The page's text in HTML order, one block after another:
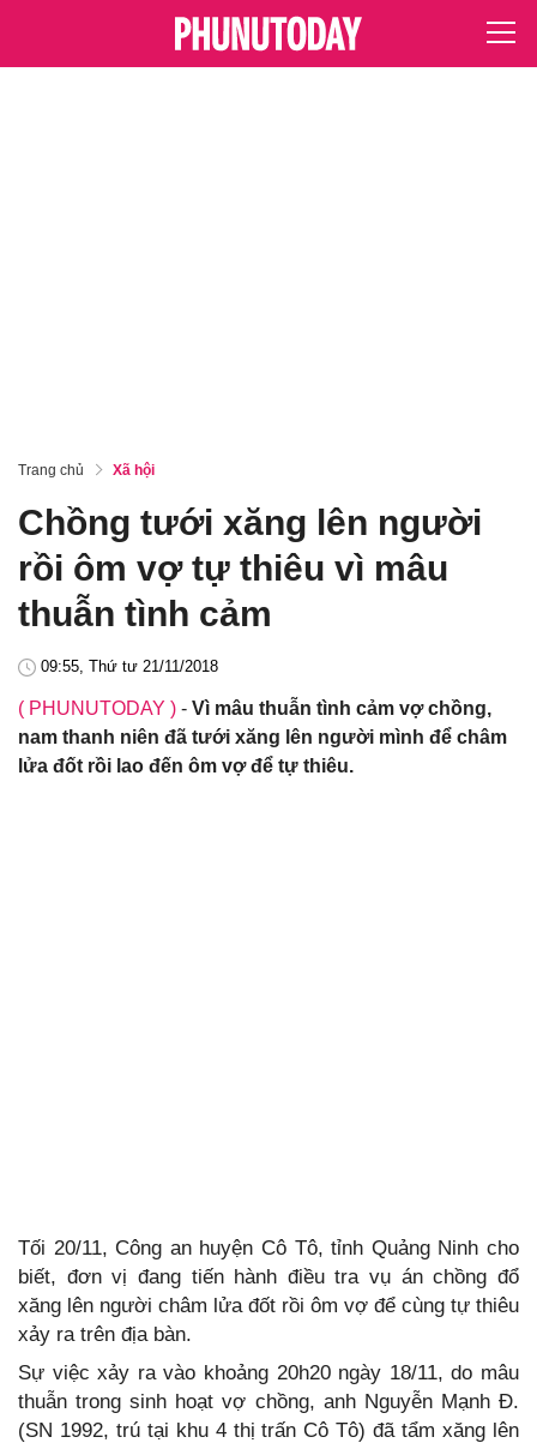
Trang chủ Xã hội
Chồng tưới xăng lên người
rồi ôm vợ tự thiêu vì mâu
thuẫn tình cảm
09:55, Thứ tư 21/11/2018
( PHUNUTODAY ) - Vì mâu thuẫn tình cảm vợ chồng,
nam thanh niên đã tưới xăng lên người mình để châm
lửa đốt rồi lao đến ôm vợ để tự thiêu.
Tối 20/11, Công an huyện Cô Tô, tỉnh Quảng Ninh cho
biết, đơn vị đang tiến hành điều tra vụ án chồng đổ
xăng lên người châm lửa đốt rồi ôm vợ để cùng tự thiêu
xảy ra trên địa bàn.
Sự việc xảy ra vào khoảng 20h20 ngày 18/11, do mâu
thuẫn trong sinh hoạt vợ chồng, anh Nguyễn Mạnh Đ.
(SN 1992, trú tại khu 4 thị trấn Cô Tô) đã tẩm xăng lên